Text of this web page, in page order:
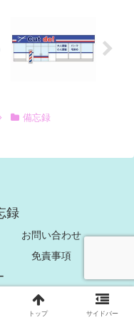
備忘録
録
お問い合わせ
免責事項
録.
トップ サイドバー